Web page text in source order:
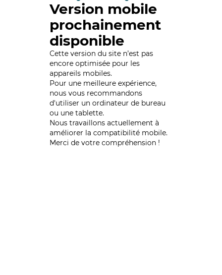
Version mobile
prochainement
disponible
Cette version du site n’est pas
encore optimisée pour les
appareils mobiles.
Pour une meilleure expérience,
nous vous recommandons
d'utiliser un ordinateur de bureau
ou une tablette.
Nous travaillons actuellement à
améliorer la compatibilité mobile.
Merci de votre compréhension !